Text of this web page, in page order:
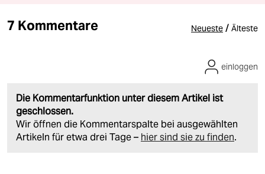
7 Kommentare Neueste / Älteste
Die Kommentarfunktion unter diesem Artikel ist
geschlossen.
Wir öffnen die Kommentarspalte bei ausgewählten
Artikeln für etwa drei Tage – hier sind sie zu finden.
einloggen